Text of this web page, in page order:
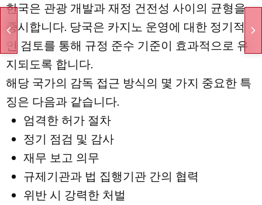
한국은 관광 개발과 재정 건전성 사이의 균형을
중시합니다. 당국은 카지노 운영에 대한 정기적
인 검토를 통해 규정 준수 기준이 효과적으로 유
지되도록 합니다.
해당 국가의 감독 접근 방식의 몇 가지 중요한 특
징은 다음과 같습니다.
엄격한 허가 절차
정기 점검 및 감사
재무 보고 의무
규제기관과 법 집행기관 간의 협력
위반 시 강력한 처벌